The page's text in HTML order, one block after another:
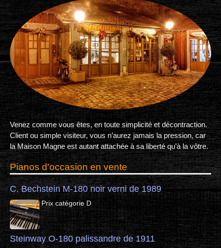
Venez comme vous êtes, en toute simplicité et décontraction.
Client ou simple visiteur, vous n’aurez jamais la pression, car
la Maison Magne est autant attachée à sa liberté qu’à la vôtre.
Pianos d'occasion en vente
C. Bechstein M-180 noir verni de 1989
Prix catégorie D
Steinway O-180 palissandre de 1911